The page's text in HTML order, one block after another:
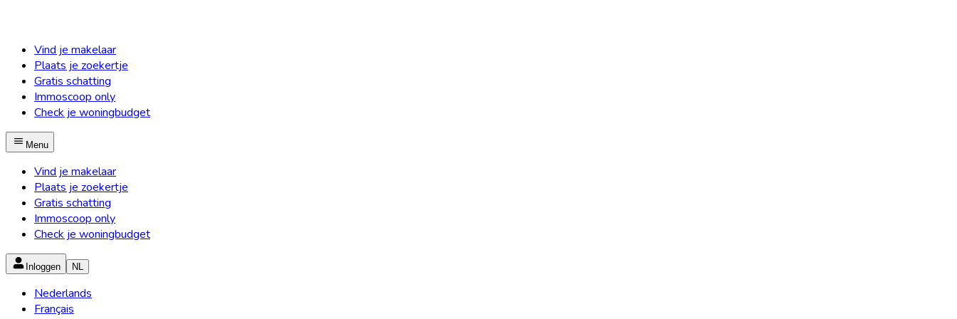
Vind je makelaar
Plaats je zoekertje
Gratis schatting
Immoscoop only
Check je woningbudget
Menu
Vind je makelaar
Plaats je zoekertje
Gratis schatting
Immoscoop only
Check je woningbudget
Inloggen NL
Nederlands
Français